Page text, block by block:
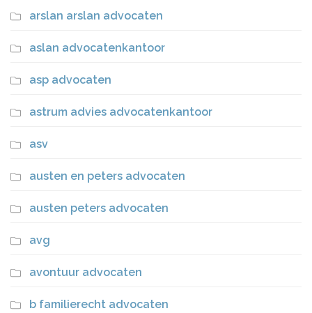
arslan arslan advocaten
aslan advocatenkantoor
asp advocaten
astrum advies advocatenkantoor
asv
austen en peters advocaten
austen peters advocaten
avg
avontuur advocaten
b familierecht advocaten